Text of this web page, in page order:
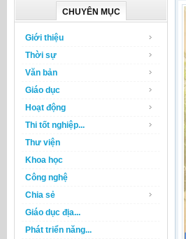
CHUYÊN MỤC
Giới thiệu
Thời sự
Văn bản
Giáo dục
Hoạt động
Thi tốt nghiệp...
Thư viện
Khoa học
Công nghệ
Chia sẻ
Giáo dục địa...
Phát triển năng...